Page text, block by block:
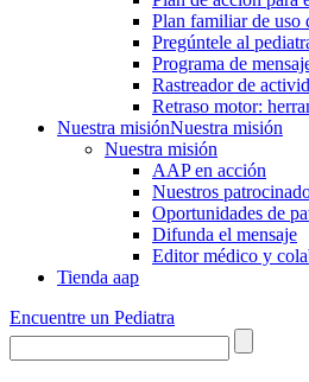
Plan familiar de uso
Pregúntele al
Programa de
Rastre​​ador de
Retraso motor:
Nuestra misiónNuestra misión
Nuestra misión
AAP en acción
Nuestros
Oportunidades de
Difunda el mensaje
Editor médico y
Tienda aap
Encuentre un Pediatra